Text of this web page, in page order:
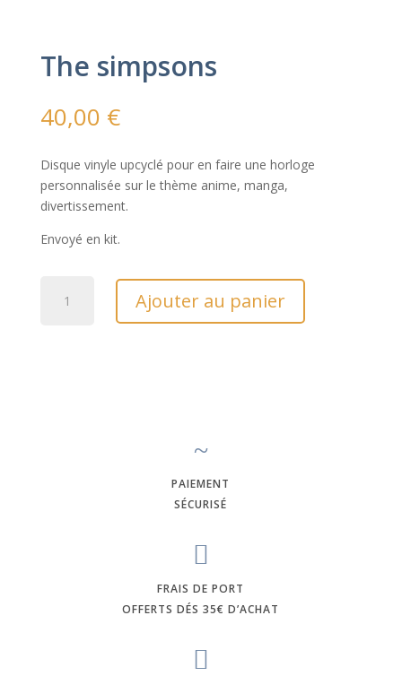
The simpsons
40,00 €
Disque vinyle upcyclé pour en faire une horloge
personnalisée sur le thème anime, manga,
divertissement.
Envoyé en kit.
Ajouter au panier
~
PAIEMENT
SÉCURISÉ

FRAIS DE PORT
OFFERTS DÉS 35€ D’ACHAT
